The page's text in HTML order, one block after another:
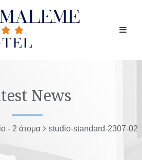
News
- 2 άτομα studio-standard-2307-02